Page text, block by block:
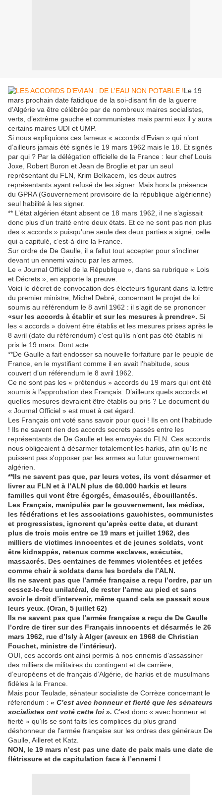
Le 19
mars prochain date fatidique de la soi-disant fin de la guerre
d’Algérie va être célébrée par de nombreux maires socialistes,
verts, d’extrême gauche et communistes mais parmi eux il y aura
certains maires UDI et UMP.
Si nous expliquions ces fameux « accords d’Evian » qui n’ont
d’ailleurs jamais été signés le 19 mars 1962 mais le 18. Et signés
par qui ? Par la délégation officielle de la France : leur chef Louis
Joxe, Robert Buron et Jean de Broglie et par un seul
représentant du FLN, Krim Belkacem, les deux autres
représentants ayant refusé de les signer. Mais hors la présence
du GPRA (Gouvernement provisoire de la république algérienne)
seul habilité à les signer.
** L’état algérien étant absent ce 18 mars 1962, il ne s’agissait
donc plus d’un traité entre deux états. Et ce ne sont pas non plus
des « accords » puisqu’une seule des deux parties a signé, celle
qui a capitulé, c’est-à-dire la France.
Sur ordre de De Gaulle, il a fallut tout accepter pour s’incliner
devant un ennemi vaincu par les armes.
Le « Journal Officiel de la République », dans sa rubrique « Lois
et Décrets », en apporte la preuve.
Voici le décret de convocation des électeurs figurant dans la lettre
du premier ministre, Michel Debré, concernant le projet de loi
soumis au référendum le 8 avril 1962 : il s’agit de se prononcer
«sur les accords à établir et sur les mesures à prendre». Si
les « accords » doivent être établis et les mesures prises après le
8 avril (date du référendum) c’est qu’ils n’ont pas été établis ni
pris le 19 mars. Dont acte.
**De Gaulle a fait endosser sa nouvelle forfaiture par le peuple de
France, en le mystifiant comme il en avait l’habitude, sous
couvert d’un référendum le 8 avril 1962.
Ce ne sont pas les « prétendus » accords du 19 mars qui ont été
soumis à l’approbation des Français. D’ailleurs quels accords et
quelles mesures devraient être établis ou pris ? Le document du
« Journal Officiel » est muet à cet égard.
Les Français ont voté sans savoir pour quoi ! Ils en ont l’habitude
! Ils ne savent rien des accords secrets passés entre les
représentants de De Gaulle et les envoyés du FLN. Ces accords
nous obligeaient à désarmer totalement les harkis, afin qu'ils ne
puissent pas s'opposer par les armes au futur gouvernement
algérien.
**Ils ne savent pas que, par leurs votes, ils vont désarmer et
livrer au FLN et à l’ALN plus de 60.000 harkis et leurs
familles qui vont être égorgés, émasculés, ébouillantés.
Les Français, manipulés par le gouvernement, les médias,
les fédérations et les associations gauchistes, communistes
et progressistes, ignorent qu’après cette date, et durant
plus de trois mois entre ce 19 mars et juillet 1962, des
milliers de victimes innocentes et de jeunes soldats, vont
être kidnappés, retenus comme esclaves, exécutés,
massacrés. Des centaines de femmes violentées et jetées
comme chair à soldats dans les bordels de l’ALN.
Ils ne savent pas que l’armée française a reçu l’ordre, par un
cessez-le-feu unilatéral, de rester l’arme au pied et sans
avoir le droit d’intervenir, même quand cela se passait sous
leurs yeux. (Oran, 5 juillet 62)
Ils ne savent pas que l’armée française a reçu de De Gaulle
l’ordre de tirer sur des Français innocents et désarmés le 26
mars 1962, rue d’Isly à Alger (aveux en 1968 de Christian
Fouchet, ministre de l’intérieur).
OUI, ces accords ont ainsi permis à nos ennemis d’assassiner
des milliers de militaires du contingent et de carrière,
d’européens et de français d’Algérie, de harkis et de musulmans
fidèles à la France.
Mais pour Teulade, sénateur socialiste de Corrèze concernant le
réferendum : « C’est avec honneur et fierté que les sénateurs
socialistes ont voté cette loi ». C’est donc « avec honneur et
fierté » qu’ils se sont faits les complices du plus grand
déshonneur de l’armée française sur les ordres des généraux De
Gaulle, Ailleret et Katz.
NON, le 19 mars n’est pas une date de paix mais une date de
flétrissure et de capitulation face à l’ennemi !